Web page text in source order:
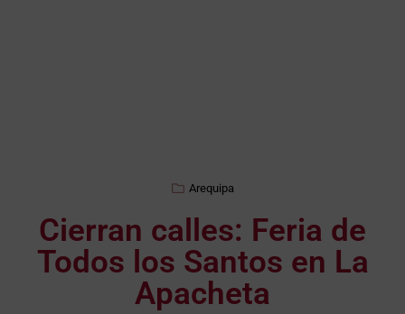
Arequipa
Cierran calles: Feria de
Todos los Santos en La
Apacheta